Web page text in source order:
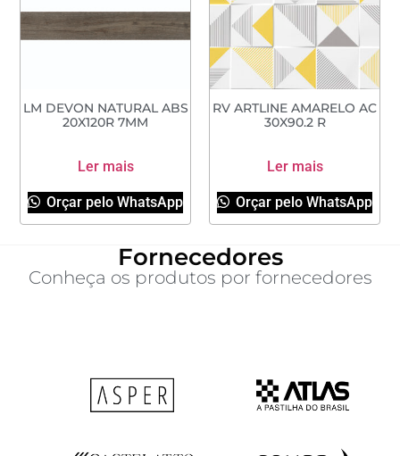
LM DEVON NATURAL ABS
20X120R 7MM
Ler mais
Orçar pelo WhatsApp
RV ARTLINE AMARELO AC
30X90.2 R
Ler mais
Orçar pelo WhatsApp
Fornecedores
Conheça os produtos por fornecedores